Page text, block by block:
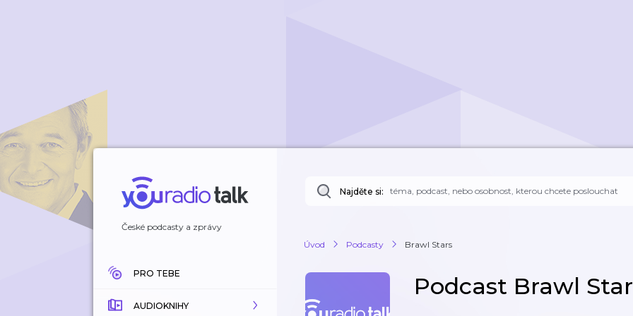
České podcasty a zprávy
PRO TEBE
AUDIOKNIHY
Najděte si:
Úvod Podcasty Brawl Stars
Podcast Brawl